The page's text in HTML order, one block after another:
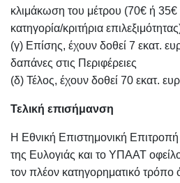
κλιμάκωση του μέτρου (70€ ή
κατηγορία/κριτήρια
(γ) Επίσης, έχουν δοθεί 7 εκατ.
δαπάνες στις Περιφέρειες
(δ) Τέλος, έχουν δοθεί 70 εκατ.
Τελική επισήμανση
Η Εθνική Επιστημονική Επιτροπή
της Ευλογιάς και το ΥΠΑΑΤ
τον πλέον κατηγορηματικό τρόπο